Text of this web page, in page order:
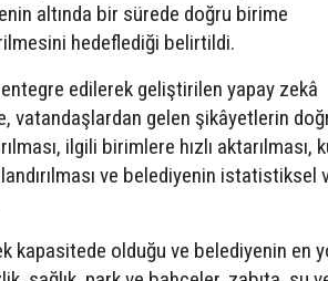
altında bir sürede doğru birime
hedeflediği belirtildi.
entegre edilerek geliştirilen yapay zekâ
vatandaşlardan gelen şikâyetlerin
ilgili birimlere hızlı aktarılması,
ve belediyenin istatistiksel
kapasitede olduğu ve belediyenin en